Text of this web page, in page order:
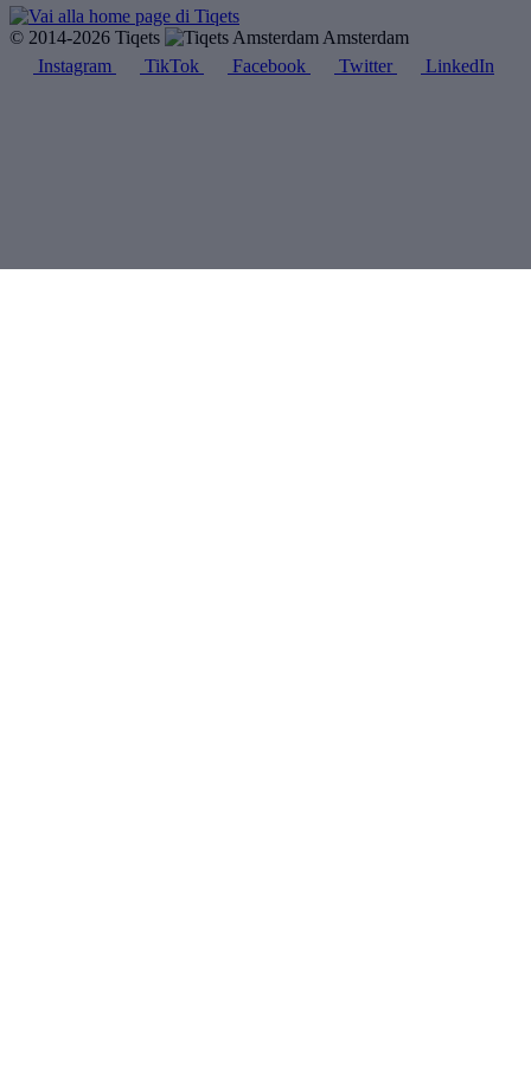
© 2014-2026 Tiqets
Amsterdam
Instagram
TikTok Facebook Twitter LinkedIn